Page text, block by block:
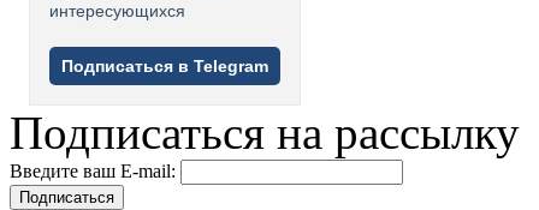
интересующихся
Подписаться в Telegram
Подписаться на рассылку
Введите ваш E-mail:
Подписаться